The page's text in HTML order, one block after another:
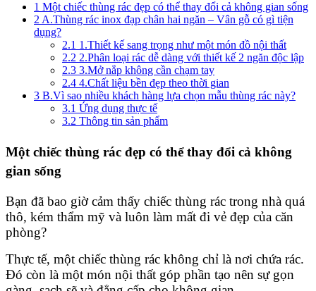
1 Một chiếc thùng rác đẹp có thể thay đổi cả không gian sống
2 A.Thùng rác inox đạp chân hai ngăn – Vân gỗ có gì tiện
dụng?
2.1 1.Thiết kế sang trọng như một món đồ nội thất
2.2 2.Phân loại rác dễ dàng với thiết kế 2 ngăn độc lập
2.3 3.Mở nắp không cần chạm tay
2.4 4.Chất liệu bền đẹp theo thời gian
3 B.Vì sao nhiều khách hàng lựa chọn mẫu thùng rác này?
3.1 Ứng dụng thực tế
3.2 Thông tin sản phẩm
Một chiếc thùng rác đẹp có thể thay đổi cả không
gian sống
Bạn đã bao giờ cảm thấy chiếc thùng rác trong nhà quá
thô, kém thẩm mỹ và luôn làm mất đi vẻ đẹp của căn
phòng?
Thực tế, một chiếc thùng rác không chỉ là nơi chứa rác.
Đó còn là một món nội thất góp phần tạo nên sự gọn